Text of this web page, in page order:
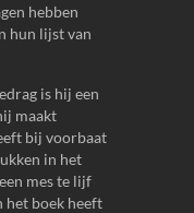
hebben
hun lijst van
is hij een
maakt
bij voorbaat
in het
mes te lijf
het boek heeft